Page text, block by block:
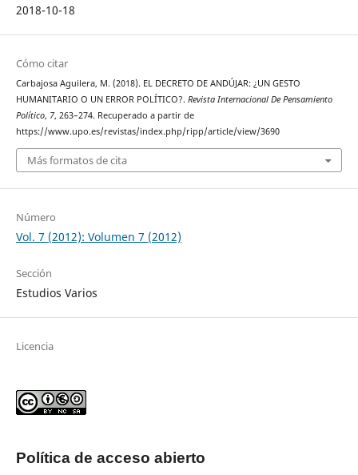
2018-10-18
Cómo citar
Carbajosa Aguilera, M. (2018). EL DECRETO DE ANDÚJAR: ¿UN GESTO
HUMANITARIO O UN ERROR POLÍTICO?. Revista Internacional De Pensamiento
Político, 7, 263–274. Recuperado a partir de
https://www.upo.es/revistas/index.php/ripp/article/view/3690
Más formatos de cita
Número
Vol. 7 (2012): Volumen 7 (2012)
Sección
Estudios Varios
Licencia
Política de acceso abierto